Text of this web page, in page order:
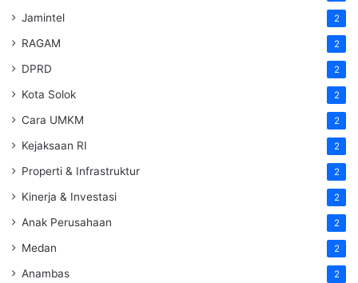
Jamintel 2
RAGAM 2
DPRD 2
Kota Solok 2
Cara UMKM 2
Kejaksaan RI 2
Properti & Infrastruktur 2
Kinerja & Investasi 2
Anak Perusahaan 2
Medan 2
Anambas 2